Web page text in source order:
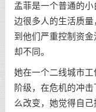
孟菲是一个普通的
边很多人的生活质
到他们严重控制资
却不同。
她在一个二线城市
阶级，在危机的冲
么改变，她觉得自己